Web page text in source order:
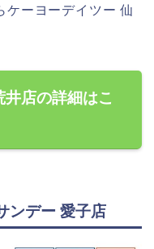
ケーヨーデイツー 仙
店の詳細はこ
ンデー 愛子店